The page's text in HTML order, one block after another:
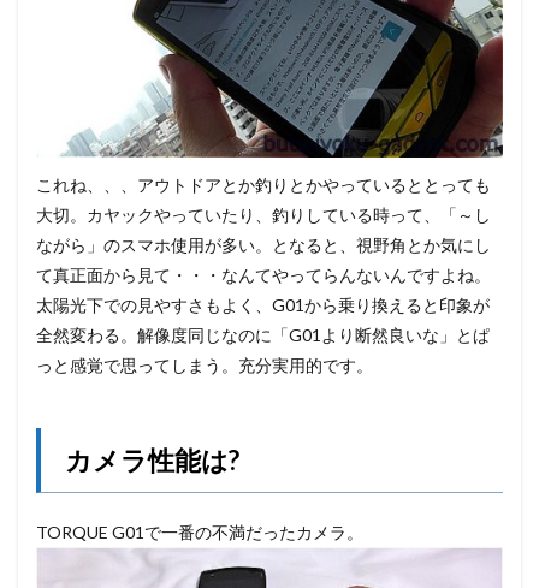
これね、、、アウトドアとか釣りとかやっているととっても
大切。カヤックやっていたり、釣りしている時って、「～し
ながら」のスマホ使用が多い。となると、視野角とか気にし
て真正面から見て・・・なんてやってらんないんですよね。
太陽光下での見やすさもよく、G01から乗り換えると印象が
全然変わる。解像度同じなのに「G01より断然良いな」とぱ
っと感覚で思ってしまう。充分実用的です。
カメラ性能は?
TORQUE G01で一番の不満だったカメラ。